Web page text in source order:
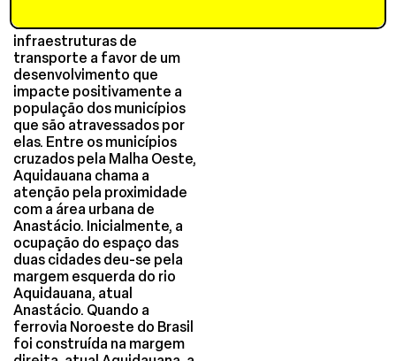
como utilizar as
infraestruturas de
transporte a favor de um
desenvolvimento que
impacte positivamente a
população dos municípios
que são atravessados por
elas. Entre os municípios
cruzados pela Malha Oeste,
Aquidauana chama a
atenção pela proximidade
com a área urbana de
Anastácio. Inicialmente, a
ocupação do espaço das
duas cidades deu-se pela
margem esquerda do rio
Aquidauana, atual
Anastácio. Quando a
ferrovia Noroeste do Brasil
foi construída na margem